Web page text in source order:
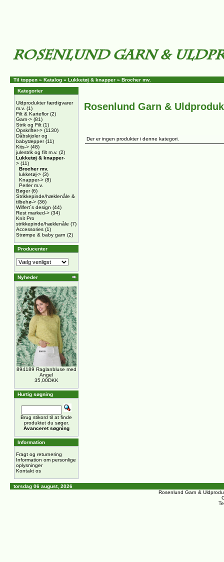
Til toppen » Katalog » Lukketøj & knapper » Brocher mv.
Kategorier
Uldprodukter færdigvarer
m.v. (1)
Filt & Karteflor(2)
Garn-> (81)
Strik og Filt (1)
Opskrifter-> (1130)
Dåbskjoler og
babytæpper(11)
Kits-> (48)
julestrik og filt m.v. (2)
Lukketøj & knapper-
> (11)
Brocher mv.
lukketøj-> (3)
Knapper-> (8)
Perler m.v.
Bøger(6)
Strikkepinde/hæklenåle &
tilbehø-> (36)
Wilfert´s design (44)
Rest marked-> (34)
Knit Pro
strikkepinde/hæklenåle (7)
Accessories (1)
Strømpe & baby garn (2)
Producenter
Nyheder
894189 Raglanbluse med
Angel
35,00DKK
Hurtig søgning
Brug stikord til at finde
produktet du søger.
Avanceret søgning
Information
Fragt og returnering
Information om personlige
oplysninger
Kontakt os
Rosenlund Garn &
Der er ingen produkter i denne kategori.
torsdag 06 august, 2026
Rosenlund Garn &